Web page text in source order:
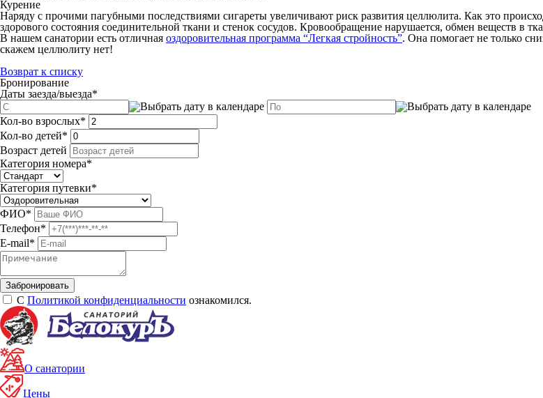
Курение
Наряду с прочими пагубными последствиями сигареты увеличивают риск развития целлюлита. Как это
здорового состояния соединительной ткани и стенок сосудов. Кровообращение нарушается, обмен веществ в
В нашем санатории есть отличная оздоровительная программа “Легкая стройность”. Она помогает не только
скажем целлюлиту нет!
Возврат к списку
Бронирование
Даты заезда/выезда*
Кол-во взрослых*
Кол-во детей*
Возраст детей
Категория номера*
Категория путевки*
ФИО*
Телефон*
E-mail*
С Политикой конфиденциальности ознакомился.
О санатории
Цены